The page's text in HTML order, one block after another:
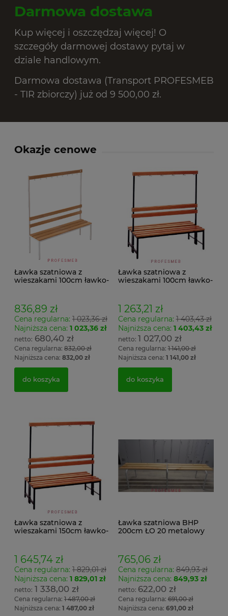
Darmowa dostawa
Kup więcej i oszczędzaj więcej! O
szczegóły darmowej dostawy pytaj w
dziale handlowym.
Darmowa dostawa (Transport PROFESMEB
- TIR zbiorczy) już od 9 500,00 zł.
Okazje cenowe
Ławka szatniowa z
wieszakami 100cm ławko-
836,89 zł
Cena regularna: 1 023,36 zł
Najniższa cena: 1 023,36 zł
680,40 zł
Cena regularna: 832,00 zł
Najniższa cena: 832,00 zł
do koszyka
Ławka szatniowa z
wieszakami 100cm ławko-
1 263,21 zł
Cena regularna:1 403,43 zł
Najniższa cena: 1 403,43 zł
1 027,00 zł
Cena regularna:1 141,00 zł
Najniższa cena: 1 141,00 zł
do koszyka
Ławka szatniowa z
wieszakami 150cm ławko-
1 645,74 zł
Cena regularna: 1 829,01 zł
Najniższa cena: 1 829,01 zł
1 338,00 zł
Cena regularna: 1 487,00 zł
Najniższa cena: 1 487,00 zł
Ławka szatniowa BHP
200cm ŁO 20 metalowy
765,06 zł
Cena regularna:849,93 zł
Najniższa cena: 849,93 zł
622,00 zł
Cena regularna:691,00 zł
Najniższa cena: 691,00 zł